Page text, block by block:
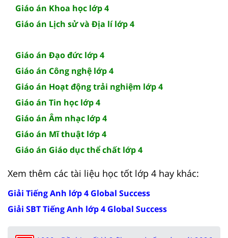
Giáo án Khoa học lớp 4
Giáo án Lịch sử và Địa lí lớp 4
Giáo án Đạo đức lớp 4
Giáo án Công nghệ lớp 4
Giáo án Hoạt động trải nghiệm lớp 4
Giáo án Tin học lớp 4
Giáo án Âm nhạc lớp 4
Giáo án Mĩ thuật lớp 4
Giáo án Giáo dục thể chất lớp 4
Xem thêm các tài liệu học tốt lớp 4 hay khác:
Giải Tiếng Anh lớp 4 Global Success
Giải SBT Tiếng Anh lớp 4 Global Success